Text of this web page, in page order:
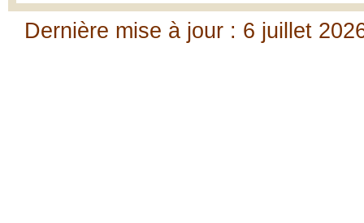
Dernière mise à jour : 6 juillet